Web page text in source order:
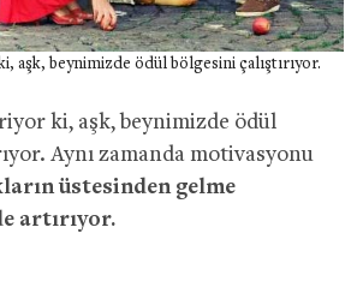
aşk, beynimizde ödül bölgesini çalıştırıyor.
ki, aşk, beynimizde ödül
Aynı zamanda motivasyonu
üstesinden gelme
artırıyor.